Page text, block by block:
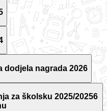
dodjela nagrada 2026
za školsku 2025/20256